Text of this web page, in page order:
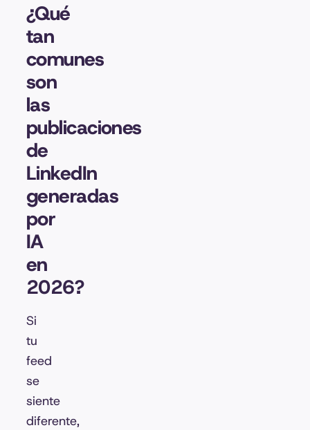
¿Qué
tan
comunes
son
las
publicaciones
de
LinkedIn
generadas
por
IA
en
2026?
Si
tu
feed
se
siente
diferente,